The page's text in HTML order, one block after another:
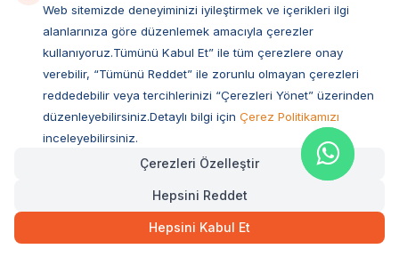
Hesap Bilgileri
Sepetim
Blog Sayfası
Müşteri Hizmetleri
Markalar
Tüy Savaşları
Web sitemizde deneyiminizi iyileştirmek ve içerikleri ilgi
alanlarınıza göre düzenlemek amacıyla çerezler
kullanıyoruz.Tümünü Kabul Et” ile tüm çerezlere onay
verebilir, “Tümünü Reddet” ile zorunlu olmayan çerezleri
reddedebilir veya tercihlerinizi “Çerezleri Yönet” üzerinden
düzenleyebilirsiniz.Detaylı bilgi için Çerez Politikamızı
inceleyebilirsiniz.
Çerezleri Özelleştir
Hepsini Reddet
Hepsini Kabul Et